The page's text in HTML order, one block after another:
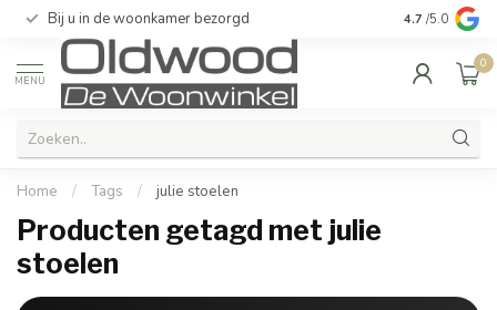
Bij u in de woonkamer bezorgd Kwaliteit &
4.7 /5.0
MENU
0
Home / Tags / julie stoelen
Producten getagd met julie
stoelen